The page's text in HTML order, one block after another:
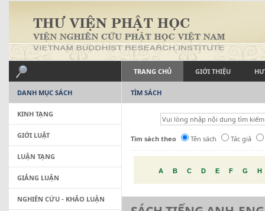
TRANG CHỦ GIỚI THIỆU
TÌM SÁCH
Tìm sách theo Tên sách Tác giả
A B C D E F G H
DANH MỤC SÁCH
KINH TẠNG
GIỚI LUẬT
LUẬN TẠNG
GIẢNG LUẬN
NGHIÊN CỨU - KHẢO LUẬN